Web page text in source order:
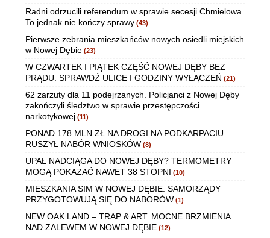
Radni odrzucili referendum w sprawie secesji Chmielowa.
To jednak nie kończy sprawy (43)
Pierwsze zebrania mieszkańców nowych osiedli miejskich
w Nowej Dębie (23)
W CZWARTEK I PIĄTEK CZĘŚĆ NOWEJ DĘBY BEZ
PRĄDU. SPRAWDŹ ULICE I GODZINY WYŁĄCZEŃ (21)
62 zarzuty dla 11 podejrzanych. Policjanci z Nowej Dęby
zakończyli śledztwo w sprawie przestępczości
narkotykowej (11)
PONAD 178 MLN ZŁ NA DROGI NA PODKARPACIU.
RUSZYŁ NABÓR WNIOSKÓW (8)
UPAŁ NADCIĄGA DO NOWEJ DĘBY? TERMOMETRY
MOGĄ POKAZAĆ NAWET 38 STOPNI (10)
MIESZKANIA SIM W NOWEJ DĘBIE. SAMORZĄDY
PRZYGOTOWUJĄ SIĘ DO NABORÓW (1)
NEW OAK LAND – TRAP & ART. MOCNE BRZMIENIA
NAD ZALEWEM W NOWEJ DĘBIE (12)